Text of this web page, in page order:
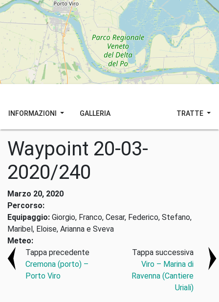
INFORMAZIONI GALLERIA TRATTE
Waypoint 20-03-
2020/240
Marzo 20, 2020
Percorso:
Equipaggio: Giorgio, Franco, Cesar, Federico, Stefano,
Maribel, Eloise, Arianna e Sveva
Meteo:
Tappa precedente
Cremona (porto) –
Porto Viro
Tappa successiva
Viro – Marina di
Ravenna (Cantiere
Uriali)